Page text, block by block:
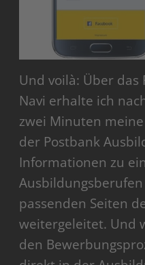
Und voilà: Über das
Navi erhalte ich
zwei Minuten
der Postbank
Informationen zu
passenden Seiten
weitergeleitet. Und
den